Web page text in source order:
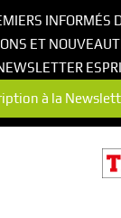
INFORMÉS
ET
à la